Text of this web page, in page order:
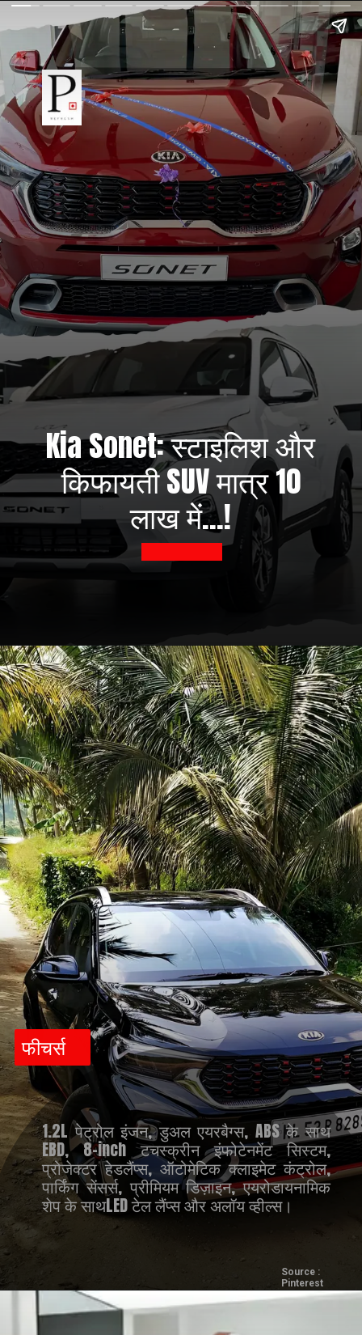
Kia Sonet: स्टाइलिश और
किफायती SUV मात्र 10
लाख में...!
1.2L पेट्रोल इंजन, डुअल एयरबैग्स, ABS के साथ
EBD, 8-inch टचस्क्रीन इंफोटेनमेंट सिस्टम,
प्रोजेक्टर हेडलैंप्स, ऑटोमेटिक क्लाइमेट कंट्रोल,
पार्किंग सेंसर्स, प्रीमियम डिज़ाइन, एयरोडायनामिक
शेप के साथLED टेल लैंप्स और अलॉय व्हील्स।
फीचर्स
Source :
Pinterest